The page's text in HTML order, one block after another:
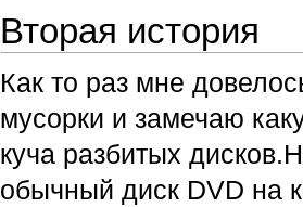
Вторая история
Как то раз мне
мусорки и замечаю
куча разбитых
обычный диск DVD на